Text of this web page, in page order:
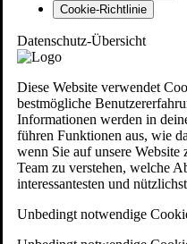
Cookie-Richtlinie
Datenschutz-Übersicht
Diese Website verwendet
bestmögliche
Informationen werden in
führen Funktionen aus, wie
wenn Sie auf unsere
Team zu verstehen, welche
interessantesten und
Unbedingt notwendige